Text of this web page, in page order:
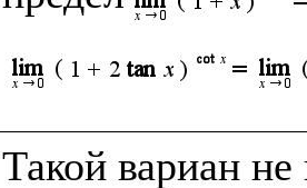
Такой вариан не